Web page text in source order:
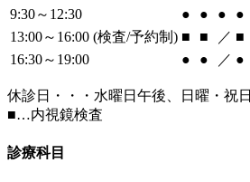
9:30～12:30
● ● ● ●
13:00～16:00 (検査/予約制) ■ ■ ／ ■
16:30～19:00
● ● ／ ●
休診日・・・水曜日午後、日曜・祝日
■…内視鏡検査
診療科目